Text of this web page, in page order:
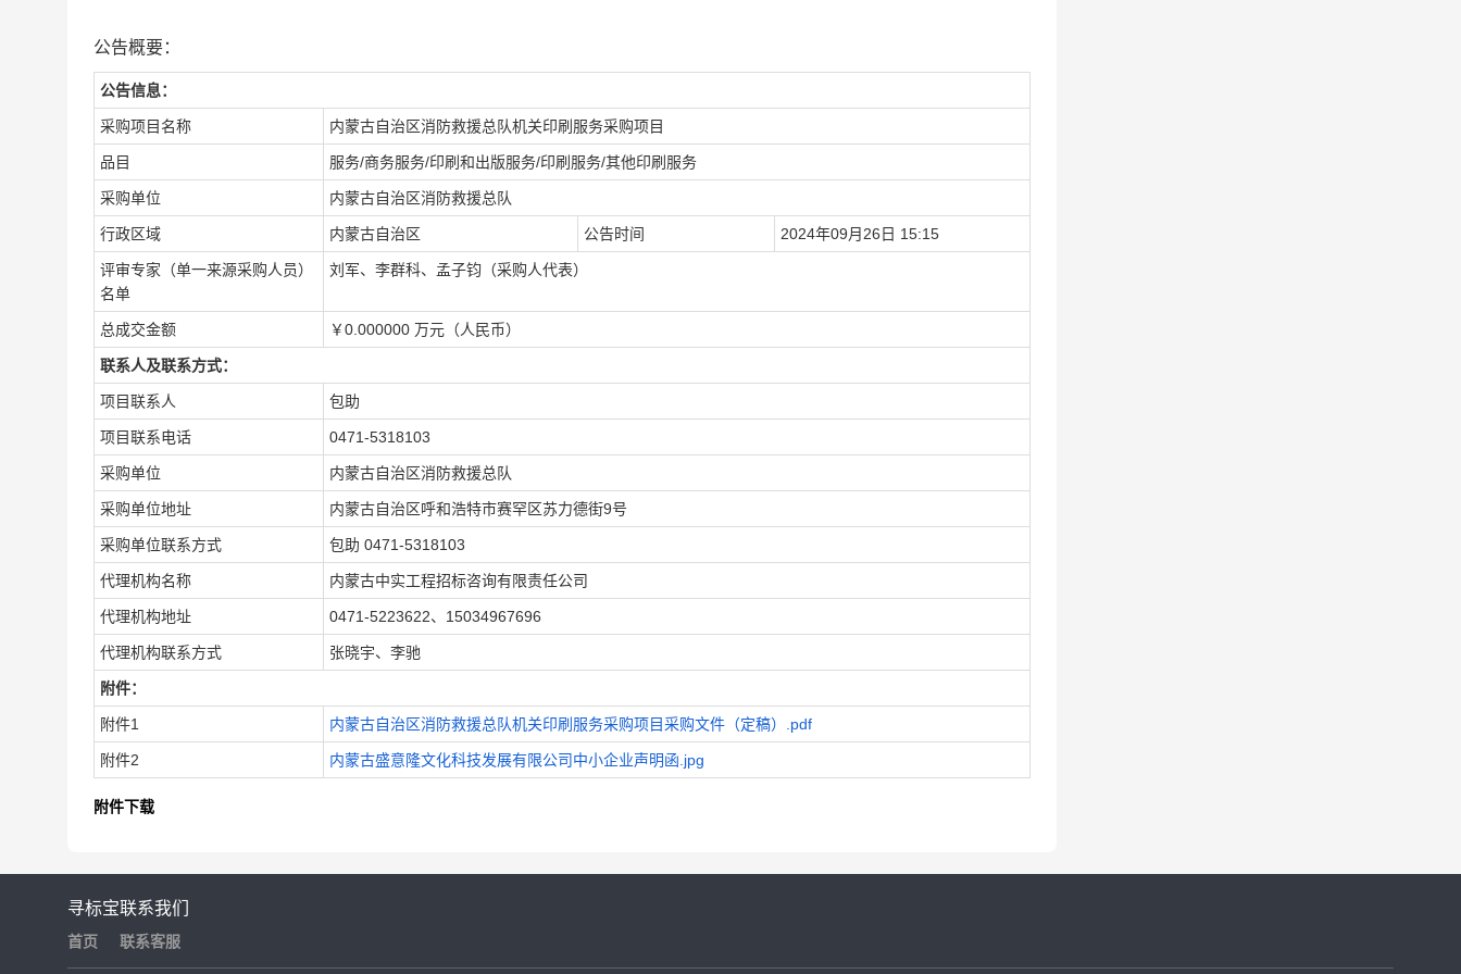
公告概要：
公告信息：
采购项目名称 内蒙古自治区消防救援总队机关印刷服务采购项目
品目 服务/商务服务/印刷和出版服务/印刷服务/其他印刷服务
采购单位 内蒙古自治区消防救援总队
行政区域 内蒙古自治区 公告时间 2024年09月26日 15:15
评审专家（单一来源采购人员）
名单
刘军、李群科、孟子钧（采购人代表）
总成交金额 ￥0.000000 万元（人民币）
联系人及联系方式：
项目联系人 包助
项目联系电话 0471-5318103
采购单位 内蒙古自治区消防救援总队
采购单位地址 内蒙古自治区呼和浩特市赛罕区苏力德街9号
采购单位联系方式 包助 0471-5318103
代理机构名称 内蒙古中实工程招标咨询有限责任公司
代理机构地址 0471-5223622、15034967696
代理机构联系方式 张晓宇、李驰
附件：
附件1 内蒙古自治区消防救援总队机关印刷服务采购项目采购文件（定稿）.pdf
附件2 内蒙古盛意隆文化科技发展有限公司中小企业声明函.jpg
附件下载
寻标宝
首页
联系我们
联系客服